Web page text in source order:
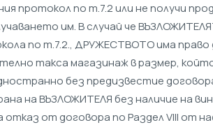
протокол по т.7.2 или не получи
им. В случай че
по т.7.2., ДРУЖЕСТВОТО има
такса магазинаж в размер,
без предизвестие
на ВЪЗЛОЖИТЕЛЯ без наличие на
отказ от договора по Раздел VIII от